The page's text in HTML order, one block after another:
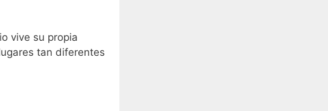
vive su propia
tan diferentes